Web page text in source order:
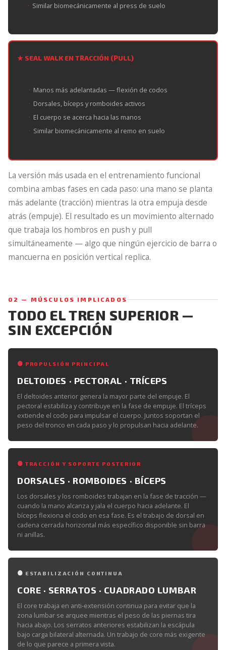
Similar biomecánicamente al press de suelo
★ SEAL WALK EN TRACCIÓN (PULL)
Manos más adelantadas — flexión de codos
Dorsales, bíceps y romboides activos
El cuerpo se acerca hacia las manos
Similar biomecánicamente al remo en suelo
La versión más usada en el entrenamiento funcional
combina ambas fases en cada paso: una mano se planta
más adelante (tracción) mientras la otra empuja desde
atrás (empuje). El resultado es un movimiento alternado
que trabaja los hombros en push y pull
simultáneamente — algo que ningún ejercicio de barra o
mancuerna en posición vertical replica.
02 — MÚSCULOS IMPLICADOS
TODO EL TREN SUPERIOR —
SIN EXCEPCIÓN
PROPULSIÓN PRINCIPAL
DELTOIDES · PECTORAL · TRÍCEPS
El deltoides anterior genera la mayor parte del empuje. El
pectoral estabiliza y contribuye en la fase de empuje. El tríceps
extiende el codo para impulsar el cuerpo. Juntos soportan el
peso del tronco en cada paso y lo propulsan hacia adelante.
TRACCIÓN Y SOPORTE POSTERIOR
DORSALES · ROMBOIDES · BÍCEPS
Los dorsales y los romboides trabajan en la fase de tracción —
cuando la mano alcanza y jala el cuerpo hacia adelante. El
bíceps flexiona el codo en esa fase. Es el trabajo de dorsal en
cadena cerrada horizontal más específico disponible sin barra
ni anillas.
ESTABILIZACIÓN CONTINUA
CORE · SERRATOS · CUADRADO LUMBAR
El core trabaja en anti-extensión continua para evitar que la
zona lumbar se arquee mientras el peso de las piernas tira
hacia abajo. Los serratos anteriores estabilizan la escápula
bajo carga bilateral alternada. Un trabajo de core más exigente
de lo que parece a primera vista.